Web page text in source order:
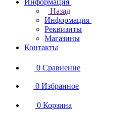
Информация
Назад
Информация
Реквизиты
Магазины
Контакты
0 Сравнение
0 Избранное
0 Корзина